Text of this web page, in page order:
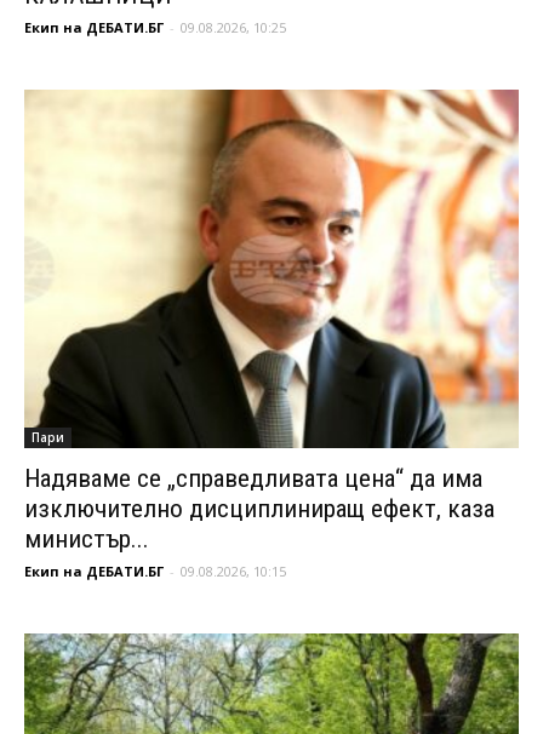
Екип на ДЕБАТИ.БГ - 09.08.2026, 10:25
Пари
Надяваме се „справедливата цена“ да има
изключително дисциплиниращ ефект, каза
министър...
Екип на ДЕБАТИ.БГ - 09.08.2026, 10:15